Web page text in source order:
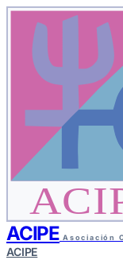
ACIPE Asociación
ACIPE